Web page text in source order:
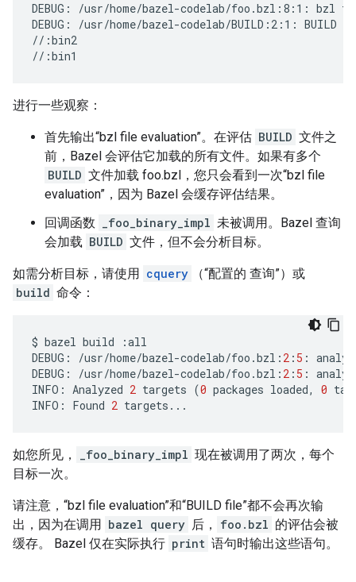
DEBUG: /usr/home/bazel-codelab/foo.bzl:8:1: bzl
DEBUG:
/usr/home/bazel-codelab/BUILD:2:1: BUILD
//:bin2
进行一些观察：
首先输出“bzl file evaluation”。在评估 BUILD 文件之
前，Bazel 会评估它加载的所有文件。如果有多个
BUILD 文件加载 foo.bzl，您只会看到一次“bzl file
evaluation”，因为 Bazel 会缓存评估结果。
回调函数
_foo_binary_impl 未被调用。Bazel 查询
会加载 BUILD 文件，但不会分析目标。
如需分析目标，请使用 cquery
（“配置的 查询”）或
build 命令：
$ bazel build :all
DEBUG : /usr/home/bazel-codelab/foo .bzl : 2 : 5 :
DEBUG : /usr/home/bazel-codelab/foo .bzl : 2 : 5 :
INFO : Analyzed 2 targets (0 packages loaded, 0
INFO : Found 2 targets ...
如您所见， _foo_binary_impl 现在被调用了两次，每个
目标一次。
请注意，“bzl file evaluation”和“BUILD file”都不会再次输
出，因为在调用 bazel query 后， foo.bzl 的评估会被
缓存。 Bazel 仅在实际执行 print 语句时输出这些语句。